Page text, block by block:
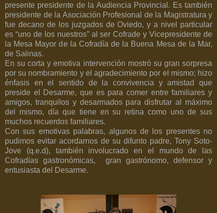
presente presidente de la Audiencia Provincial. Es también
presidente de la Asociación Profesional de la Magistratura y
fue decano de los juzgados de Oviedo, y a nivel particular
es “uno de los nuestros” al ser Cofrade y Vicepresidente de
la Mesa Mayor de la Cofradía de la Buena Mesa de la Mar,
de Salinas.
En su corta y emotiva intervención mostró su gran sorpresa
por su nombramiento y el agradecimiento por el mismo; hizo
énfasis en el sentido de la convivencia y amistad que
preside el Desarme, que es para comer entre familiares y
amigos, tranquilos y desarmados para disfrutar al máximo
del mismo, día que tiene en su retina como uno de sus
muchos recuerdos familiares.
Con sus emotivas palabras, algunos de los presentes no
pudimos evitar acordarnos de su difunto padre, Tony Soto-
Jove (q.e.d), también involucrado en el mundo de las
Cofradías gastronómicas,
gran gastrónomo, defensor y
entusiasta del Desarme.